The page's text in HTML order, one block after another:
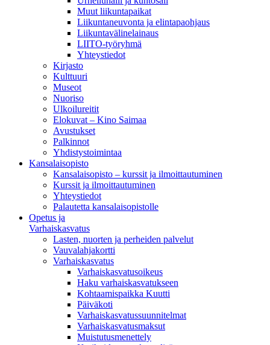
Muut liikuntapaikat
Liikuntaneuvonta ja elintapaohjaus
Liikuntavälinelainaus
LIITO-työryhmä
Yhteystiedot
Kirjasto
Kulttuuri
Museot
Nuoriso
Ulkoilureitit
Elokuvat – Kino Saimaa
Avustukset
Palkinnot
Yhdistystoimintaa
Kansalaisopisto
Kansalaisopisto – kurssit ja ilmoittautuminen
Kurssit ja ilmoittautuminen
Yhteystiedot
Palautetta kansalaisopistolle
Opetus ja
Varhaiskasvatus
Lasten, nuorten ja perheiden palvelut
Vauvalahjakortti
Varhaiskasvatus
Varhaiskasvatusoikeus
Haku varhaiskasvatukseen
Kohtaamispaikka Kuutti
Päiväkoti
Varhaiskasvatussuunnitelmat
Varhaiskasvatusmaksut
Muistutusmenettely